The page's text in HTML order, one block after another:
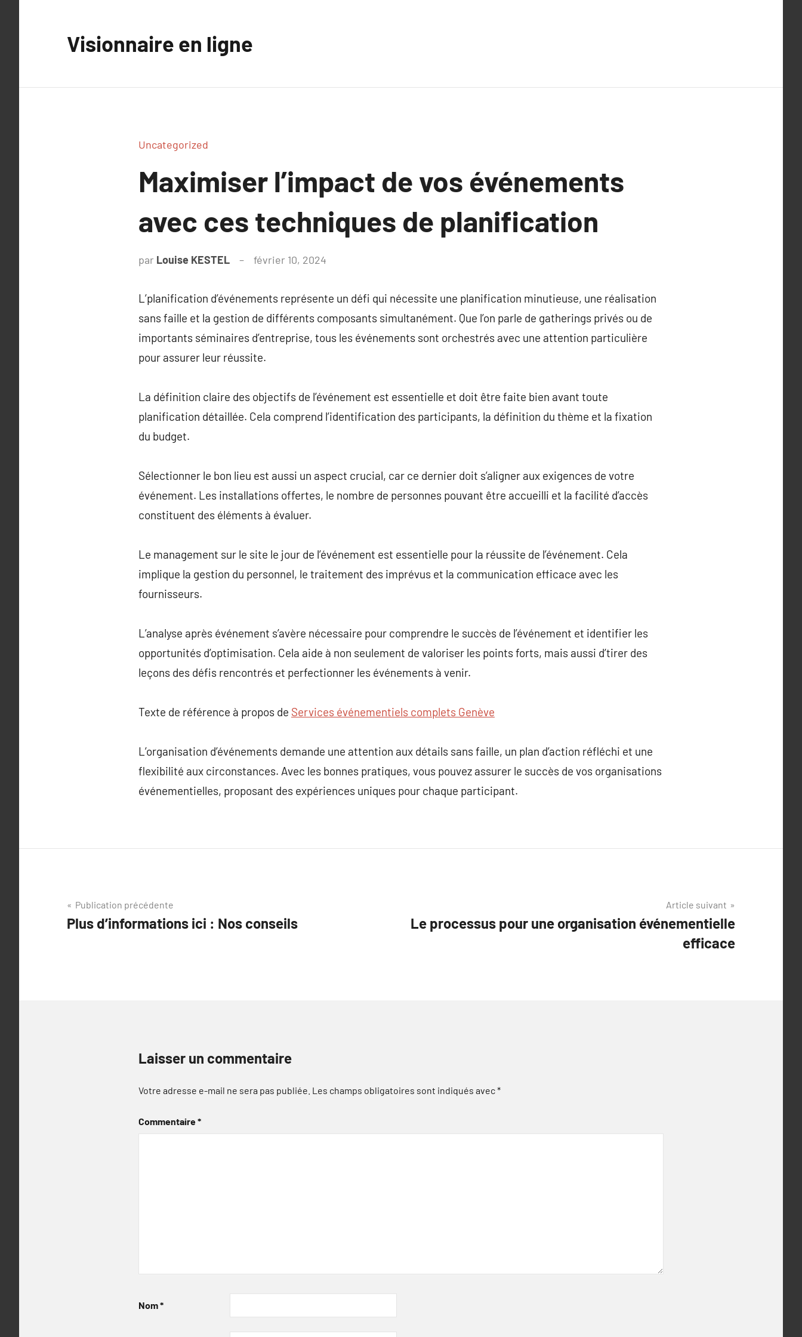
Visionnaire en ligne
Uncategorized
Maximiser l’impact de vos événements
avec ces techniques de planification
par Louise KESTEL février 10, 2024
L’planification d’événements représente un défi qui nécessite une planification minutieuse, une réalisation
sans faille et la gestion de différents composants simultanément. Que l’on parle de gatherings privés ou de
importants séminaires d’entreprise, tous les événements sont orchestrés avec une attention particulière
pour assurer leur réussite.
La définition claire des objectifs de l’événement est essentielle et doit être faite bien avant toute
planification détaillée. Cela comprend l’identification des participants, la définition du thème et la fixation
du budget.
Sélectionner le bon lieu est aussi un aspect crucial, car ce dernier doit s’aligner aux exigences de votre
événement. Les installations offertes, le nombre de personnes pouvant être accueilli et la facilité d’accès
constituent des éléments à évaluer.
Le management sur le site le jour de l’événement est essentielle pour la réussite de l’événement. Cela
implique la gestion du personnel, le traitement des imprévus et la communication efficace avec les
fournisseurs.
L’analyse après événement s’avère nécessaire pour comprendre le succès de l’événement et identifier les
opportunités d’optimisation. Cela aide à non seulement de valoriser les points forts, mais aussi d’tirer des
leçons des défis rencontrés et perfectionner les événements à venir.
Texte de référence à propos de Services événementiels complets Genève
L’organisation d’événements demande une attention aux détails sans faille, un plan d’action réfléchi et une
flexibilité aux circonstances. Avec les bonnes pratiques, vous pouvez assurer le succès de vos organisations
événementielles, proposant des expériences uniques pour chaque participant.
Navigation
de
Publication précédente
Plus d’informations ici : Nos conseils
Article suivant
Le processus pour une organisation événementielle
efficace
Laisser un commentaire
Votre adresse e-mail ne sera pas publiée. Les champs obligatoires sont indiqués avec*
Commentaire*
Nom*